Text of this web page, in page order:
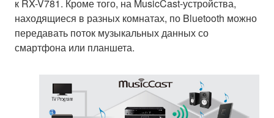
к RX-V781. Кроме того, на MusicCast-устройства,
находящиеся в разных комнатах, по Bluetooth можно
передавать поток музыкальных данных со
смартфона или планшета.